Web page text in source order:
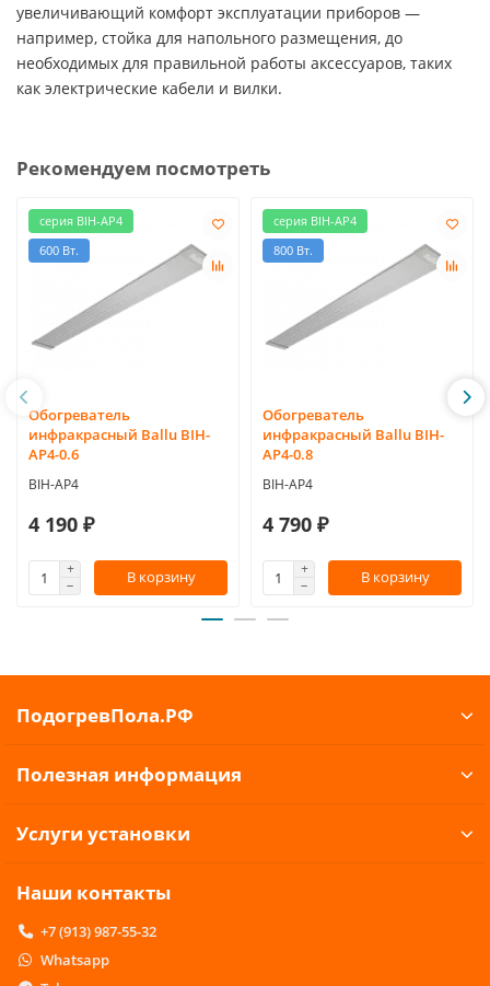
увеличивающий комфорт эксплуатации приборов —
например, стойка для напольного размещения, до
необходимых для правильной работы аксессуаров, таких
как электрические кабели и вилки.
Рекомендуем посмотреть
серия BIH-AP4
600 Вт.
Обогреватель
инфракрасный Ballu BIH-
AP4-0.6
BIH-AP4
4 190 ₽
В корзину
серия BIH-AP4
800 Вт.
Обогреватель
инфракрасный Ballu BIH-
AP4-0.8
BIH-AP4
4 790 ₽
В корзину
ПодогревПола.РФ
Полезная информация
Услуги установки
Наши контакты
+7 (913) 987-55-32
Whatsapp